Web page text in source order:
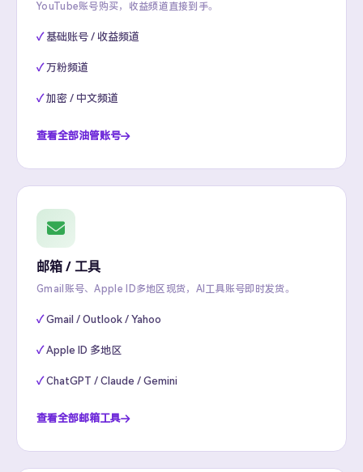
YouTube账号购买，收益频道直接到手。
基础账号 / 收益频道
万粉频道
加密 / 中文频道
查看全部油管账号
邮箱 / 工具
Gmail账号、Apple ID多地区现货，AI工具账号即时发货。
Gmail / Outlook / Yahoo
Apple ID 多地区
ChatGPT / Claude / Gemini
查看全部邮箱工具